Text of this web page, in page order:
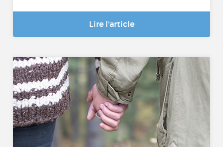
Lire l'article